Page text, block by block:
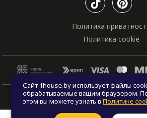
Политика
Политика cookie
© Все права защищены. "One
Сайт 1house.by использует файлы
обрабатываемые вашим браузером.
этом вы можете узнать вПолитике